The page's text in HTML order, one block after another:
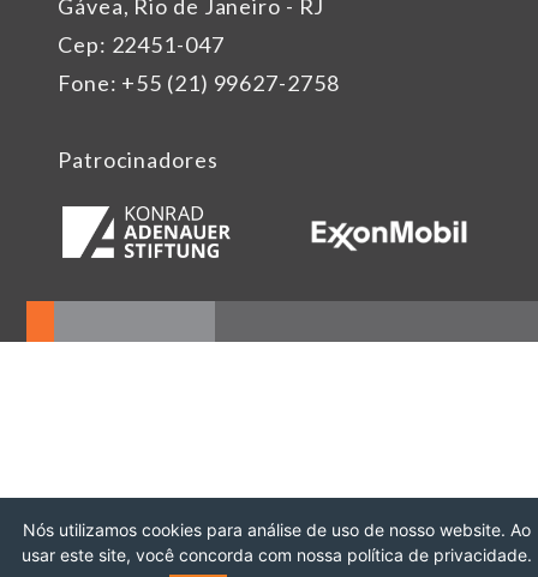
Gávea, Rio de Janeiro - RJ
Cep: 22451-047
Fone: +55 (21) 99627-2758
Patrocinadores
Nós utilizamos cookies para análise de uso de nosso website. Ao
usar este site, você concorda com nossa política de privacidade.